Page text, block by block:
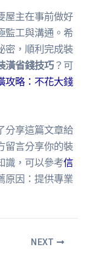
屋主在事前做好
監工與溝通。希
密，順利完成裝
潢省錢技巧？可
攻略：不花大錢
分享這篇文章給
留言分享你的裝
識，可以參考信
原因：提供專業
NEXT